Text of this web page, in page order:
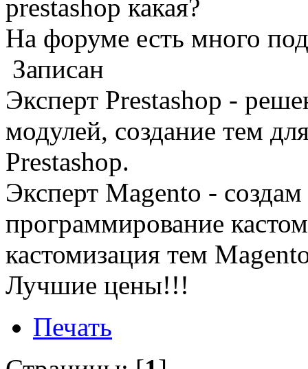
prestashop какая?
На форуме есть много
Записан
Эксперт Prestashop -
модулей, создание тем
Prestashop.
Эксперт Magento -
программирование
кастомизация тем
Лучшие цены!!!
Печать